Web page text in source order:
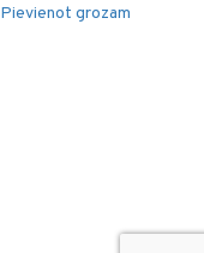
Pievienot grozam